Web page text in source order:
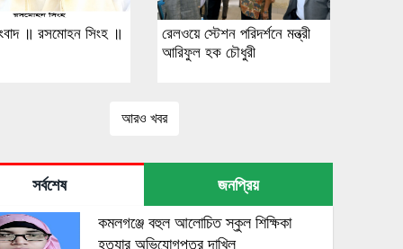
॥ রসমোহন সিংহ ॥
রেলওয়ে স্টেশন পরিদর্শনে মন্ত্রী
আরিফুল হক চৌধুরী
আরও খবর
সর্বশেষ জনপ্রিয়
কমলগঞ্জে বহুল আলোচিত স্কুল শিক্ষিকা
হত্যার অভিযোগপত্র দাখিল